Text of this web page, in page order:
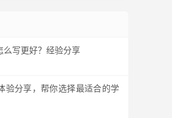
么写更好？经验分享
验分享，帮你选择最适合的学